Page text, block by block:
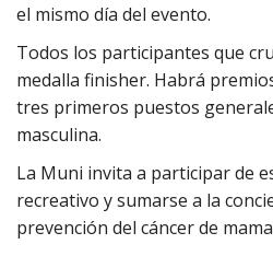
el mismo día del evento.
Todos los participantes que
medalla finisher. Habrá
tres primeros puestos
masculina.
La Muni invita a participar de
recreativo y sumarse a la
prevención del cáncer de